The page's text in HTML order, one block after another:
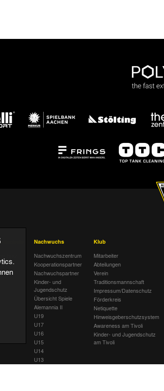
&
Nachwuchs
Nachwuchszentrum
Kooperationspartner
Nachwuchspartner
Kinder- und
Jugendschutz
Übersicht Spiele
Alemannia II
U19
U17
U16
U15
U14
U13
Klub
Mitarbeiter
Abteilungen
Verein
Traditionsmannschaft
Impressum/Datenschutz
Förderkreis
Netiquette
Hinweisgeberschutzsystem
Awareness am Tivoli
Kinder- und Jugendschutz
am Tivoli